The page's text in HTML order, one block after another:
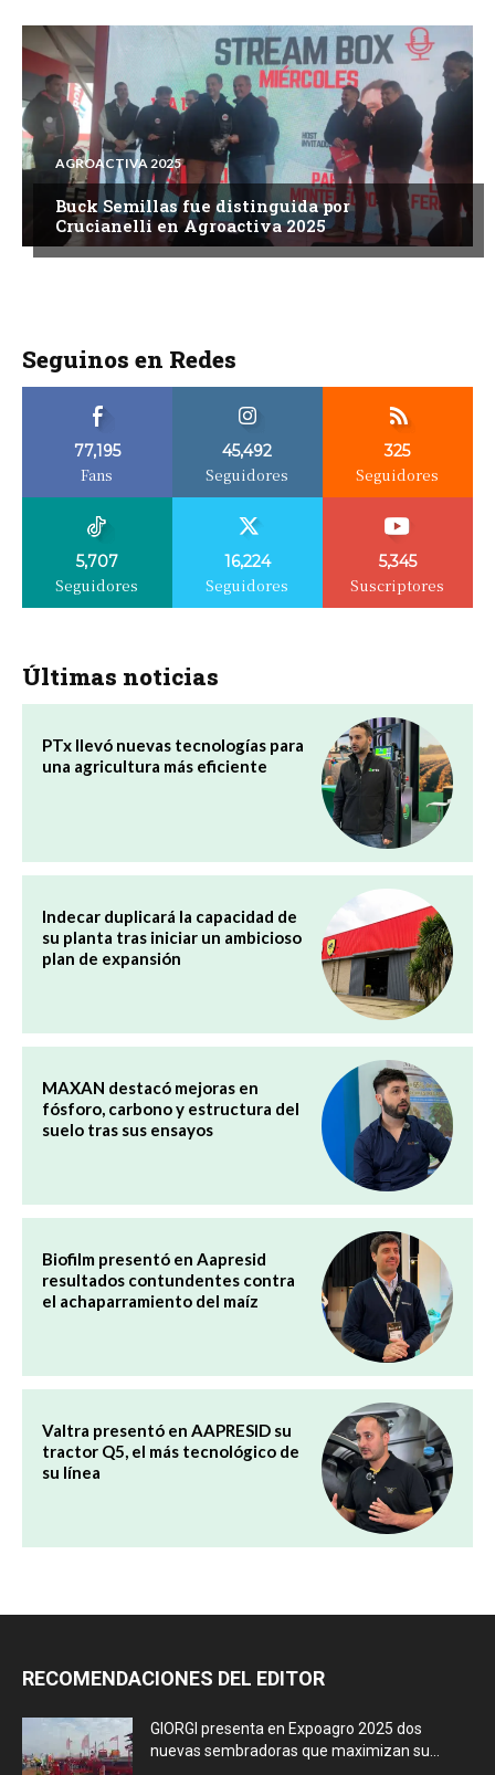
AGROACTIVA 2025
Buck Semillas fue distinguida por
Crucianelli en Agroactiva 2025
Seguinos en Redes
77,195
Fans
45,492
Seguidores
325
Seguidores
5,707
Seguidores
16,224
Seguidores
5,345
Suscriptores
Últimas noticias
PTx llevó nuevas tecnologías para
una agricultura más eficiente
Indecar duplicará la capacidad de
su planta tras iniciar un ambicioso
plan de expansión
MAXAN destacó mejoras en
fósforo, carbono y estructura del
suelo tras sus ensayos
Biofilm presentó en Aapresid
resultados contundentes contra
el achaparramiento del maíz
Valtra presentó en AAPRESID su
tractor Q5, el más tecnológico de
su línea
RECOMENDACIONES DEL EDITOR
GIORGI presenta en Expoagro 2025 dos
nuevas sembradoras que maximizan su...